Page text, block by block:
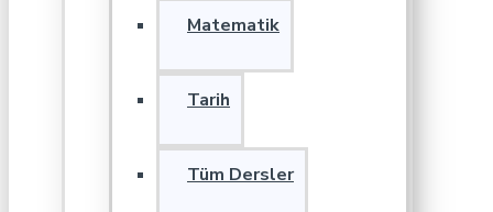
Matematik
Tarih
Tüm Dersler